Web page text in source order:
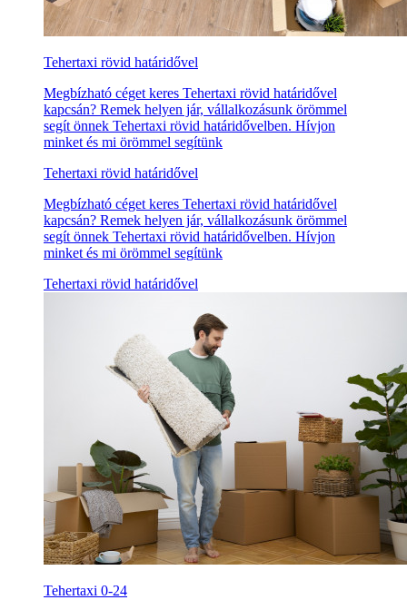
Tehertaxi rövid határidővel
Megbízható céget keres Tehertaxi rövid határidővel
kapcsán? Remek helyen jár, vállalkozásunk örömmel
segít önnek Tehertaxi rövid határidővelben. Hívjon
minket és mi örömmel segítünk
Tehertaxi rövid határidővel
Megbízható céget keres Tehertaxi rövid határidővel
kapcsán? Remek helyen jár, vállalkozásunk örömmel
segít önnek Tehertaxi rövid határidővelben. Hívjon
minket és mi örömmel segítünk
Tehertaxi rövid határidővel
Tehertaxi 0-24